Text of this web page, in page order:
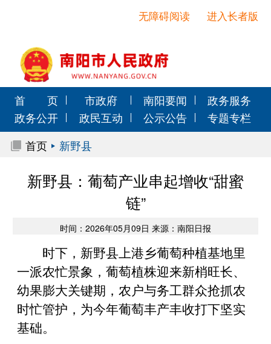
进入长者版
无障碍阅读
首 页 市政府 南阳要闻
政务服务
政务公开
政民互动 公示公告
专题专栏
首页
新野县
新野县：葡萄产业串起增收“甜蜜
链”
时间：2026年05月09日 来源：南阳日报
时下，新野县上港乡葡萄种植基地里
一派农忙景象，葡萄植株迎来新梢旺长、
幼果膨大关键期，农户与务工群众抢抓农
时忙管护，为今年葡萄丰产丰收打下坚实
基础。